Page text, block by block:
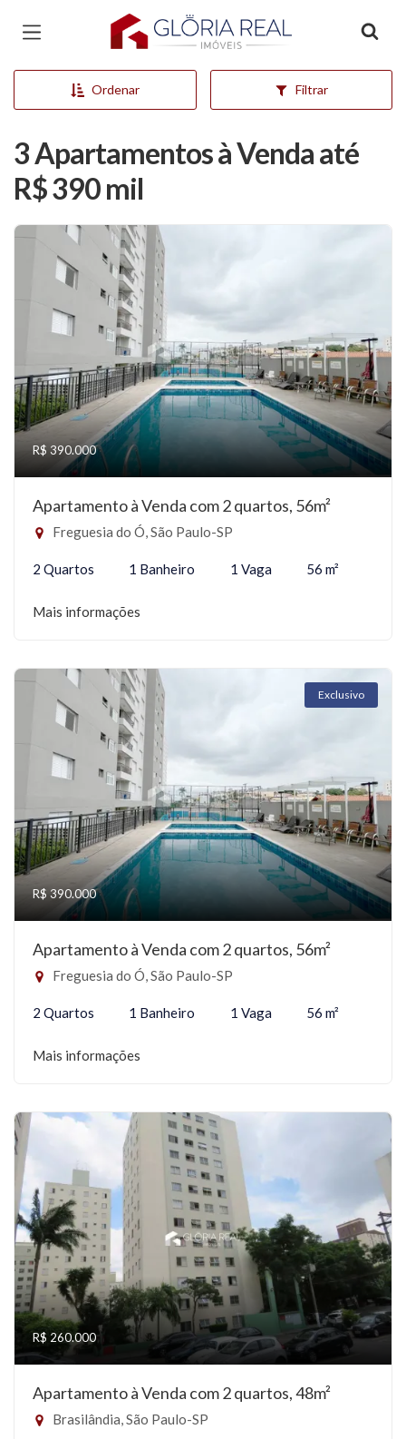
Página inicial
Ordenar Filtrar
3 Apartamentos à Venda até
R$ 390 mil
R$ 390.000
Apartamento à Venda com 2 quartos, 56m²
Freguesia do Ó, São Paulo-SP
2 Quartos 1 Banheiro 1 Vaga 56 m²
Mais informações
Exclusivo
R$ 390.000
Apartamento à Venda com 2 quartos, 56m²
Freguesia do Ó, São Paulo-SP
2 Quartos 1 Banheiro 1 Vaga 56 m²
Mais informações
R$ 260.000
Apartamento à Venda com 2 quartos, 48m²
Brasilândia, São Paulo-SP